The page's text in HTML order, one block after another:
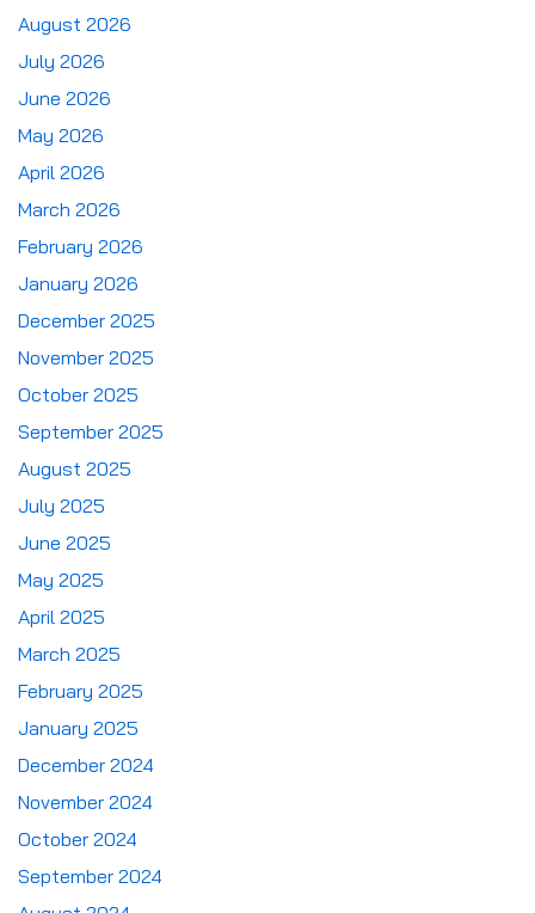
August 2026
July 2026
June 2026
May 2026
April 2026
March 2026
February 2026
January 2026
December 2025
November 2025
October 2025
September 2025
August 2025
July 2025
June 2025
May 2025
April 2025
March 2025
February 2025
January 2025
December 2024
November 2024
October 2024
September 2024